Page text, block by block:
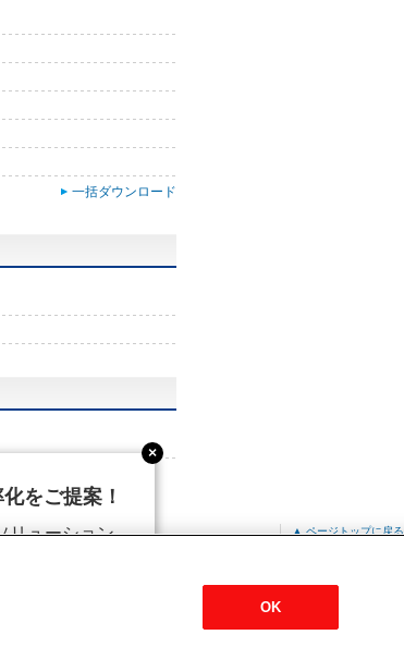
一括ダウンロード
▲ ページトップに戻る
PUZ-ERMP160LA7-BS
をご提案！
リューション
.照明）
OK